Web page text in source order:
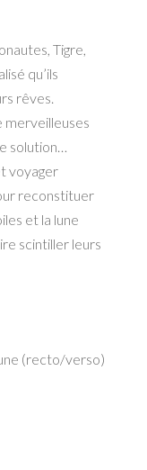
Tigre,
qu’ils
rêves.
merveilleuses
solution…
voyager
reconstituer
et la lune
scintiller leurs
(recto/verso)